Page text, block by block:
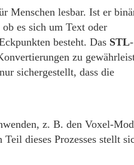
Menschen lesbar. Ist er
es sich um Text oder
besteht. Das STL-
zu
sichergestellt, dass die
z. B. den Voxel-
dieses Prozesses stellt